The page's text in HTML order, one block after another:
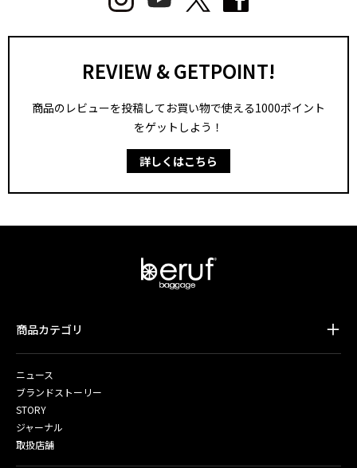
REVIEW & GETPOINT!
商品のレビューを投稿してお買い物で使える1000ポイント
をゲットしよう！
詳しくはこちら
商品カテゴリ
ニュース
ブランドストーリー
STORY
ジャーナル
取扱店舗